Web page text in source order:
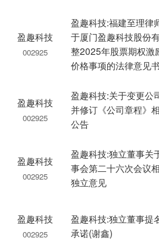
盈趣科技
002925
盈趣科技:福建至理律
于厦门盈趣科技股份
整2025年股票期权激
价格事项的法律意见书
盈趣科技
002925
盈趣科技:关于变更公
并修订《公司章程》
公告
盈趣科技
002925
盈趣科技:独立董事关
事会第二十六次会议
独立意见
盈趣科技
002925
盈趣科技:独立董事提
承诺(谢鑫)